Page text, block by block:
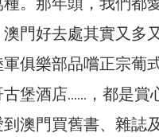
門好去處其實又多
俱樂部品嚐正宗葡
堡酒店……，都是賞
澳門買舊書、雜誌